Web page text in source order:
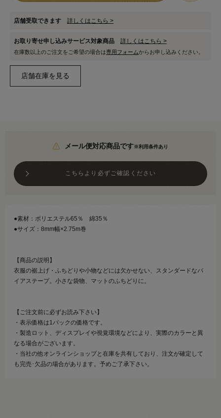
店舗受取できます 詳しくはこちら >
お取り寄せ申し込みサービス対象商品 詳しくはこちら >
在庫数以上のご注文をご希望の場合は専用フォームからお申し込みください。
メール便対応商品です※利用条件あり
こちらより必ずご確認ください
●素材：ポリエステル65％ 綿35％
●サイズ：8mm幅×2.75m巻
【商品の説明】
衣服の裾上げ・ふちどりや小物などには欠かせない、スタンダードなバ
イアステープ。小さな袋物、マットのふちどりに。
【ご注文前に必ずお読み下さい】
・表示価格は1パックの価格です。
・製造ロット、ディスプレイや視覚環境などにより、実際のカラーと異
なる場合がございます。
・当社の他オンラインショップと在庫を共有しており、注文が確定して
も完売･欠品の場合があります。予めご了承下さい。